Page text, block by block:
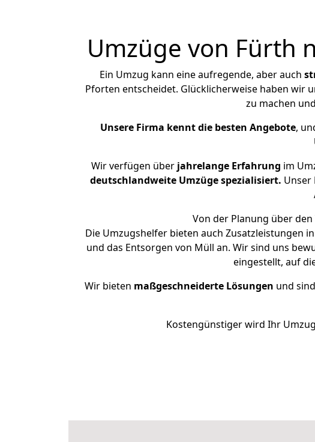
Umzüge von Fürth
Ein Umzug kann eine aufregende, aber auch
Pforten entscheidet. Glücklicherweise haben wir
zu machen und
Unsere Firma kennt die besten Angebote,
Wir verfügen über jahrelange Erfahrung im
deutschlandweite Umzüge spezialisiert. Unser
Von der Planung über
Die Umzugshelfer bieten auch Zusatzleistungen
und das Entsorgen von Müll an. Wir sind uns
eingestellt, auf
Wir bieten maßgeschneiderte Lösungen und
Kostengünstiger wird Ihr